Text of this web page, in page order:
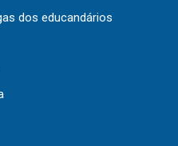
dos educandários